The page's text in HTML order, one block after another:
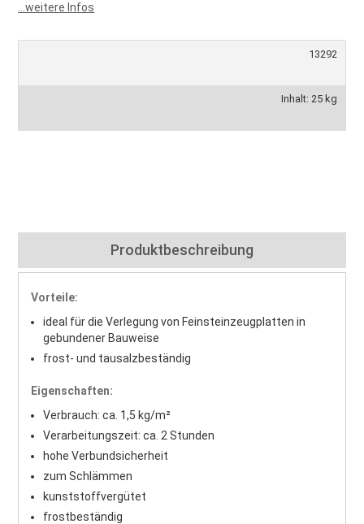
...weitere Infos
13292
Inhalt: 25 kg
Produktbeschreibung
Vorteile:
ideal für die Verlegung von Feinsteinzeugplatten in
gebundener Bauweise
frost- und tausalzbeständig
Eigenschaften:
Verbrauch: ca. 1,5 kg/m²
Verarbeitungszeit: ca. 2 Stunden
hohe Verbundsicherheit
zum Schlämmen
kunststoffvergütet
frostbeständig